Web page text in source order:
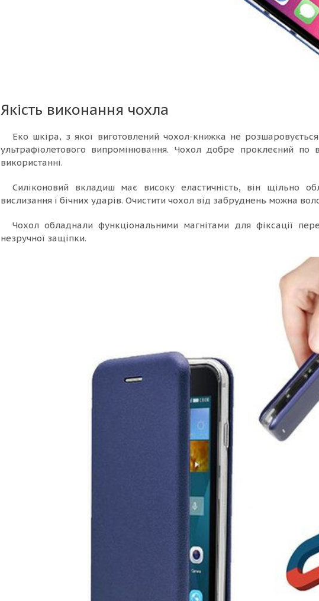
Якість виконання чохла
Еко шкіра, з якої виготовлений чохол-книжка не
ультрафіолетового випромінювання. Чохол добре проклеєний
використанні.
Силіконовий вкладиш має високу еластичність, він щільно
вислизання і бічних ударів. Очистити чохол від забруднень можна
Чохол обладнали функціональними магнітами для фіксації
незручної защіпки.